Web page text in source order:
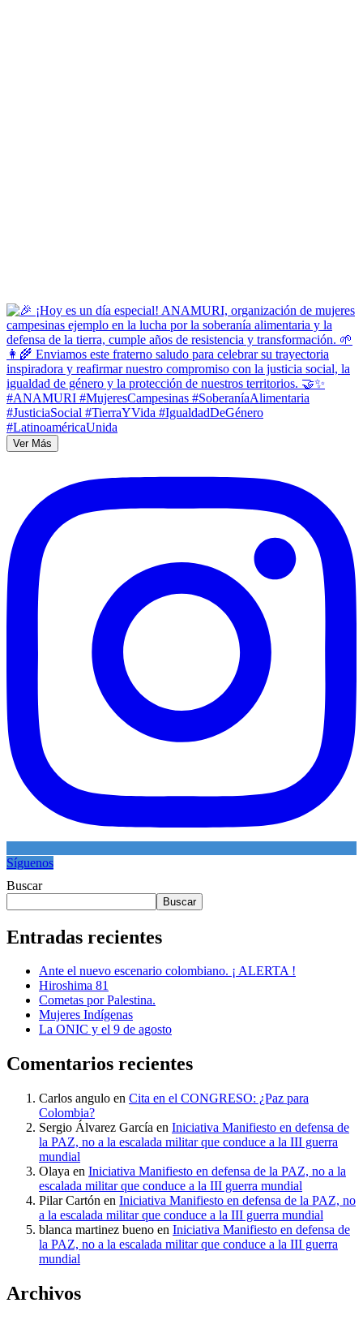
Ver Más
Síguenos
Buscar
Buscar
Entradas recientes
Ante el nuevo escenario colombiano. ¡ ALERTA !
Hiroshima 81
Cometas por Palestina.
Mujeres Indígenas
La ONIC y el 9 de agosto
Comentarios recientes
Carlos angulo en Cita en el CONGRESO: ¿Paz para
Colombia?
Sergio Álvarez García en Iniciativa Manifiesto en defensa de
la PAZ, no a la escalada militar que conduce a la III guerra
mundial
Olaya en Iniciativa Manifiesto en defensa de la PAZ, no a la
escalada militar que conduce a la III guerra mundial
Pilar Cartón en Iniciativa Manifiesto en defensa de la PAZ, no
a la escalada militar que conduce a la III guerra mundial
blanca martinez bueno en Iniciativa Manifiesto en defensa de
la PAZ, no a la escalada militar que conduce a la III guerra
mundial
Archivos